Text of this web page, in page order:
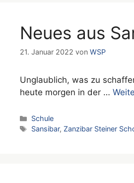
Neues aus
21. Januar 2022 von WSP
Unglaublich, was zu
heute morgen in der …
Kategorien
Schule
Schlagwörter
Sansibar, Zanzibar Steiner